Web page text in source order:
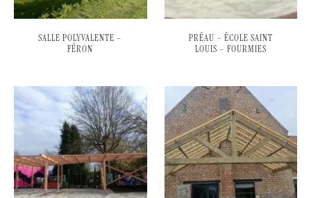
SALLE POLYVALENTE –
FÉRON
PRÉAU – ÉCOLE SAINT
LOUIS – FOURMIES